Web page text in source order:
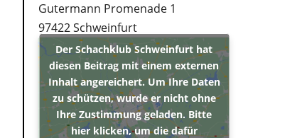
Gutermann Promenade 1
97422 Schweinfurt
Der Schachklub Schweinfurt hat
diesen Beitrag mit einem externen
Inhalt angereichert. Um Ihre Daten
zu schützen, wurde er nicht ohne
Ihre Zustimmung geladen. Bitte
hier klicken, um die dafür